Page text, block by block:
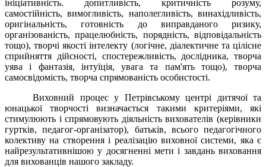
ініціативність. допитливість, критичність розуму,
самостійність, вимогливість, наполегливість, винахідливість,
оригінальність, готовність до виправданого ризику,
організованість, працелюбність, порядність, відповідальність
тощо), творчі якості інтелекту (логічне, діалектичне та цілісне
сприйняття дійсності, спостережливість, дослідника, творча
уява і фантазія, інтуїція, увага та пам'ять тощо), творча
самосвідомість, творча спрямованість особистості.
Виховний процес у Петрівському центрі дитячої та
юнацької творчості визначається такими критеріями, які
стимулюють і спрямовують діяльність вихователів (керівники
гуртків, педагог-організатор), батьків, всього педагогічного
колективу на створення і реалізацію виховної системи, яка є
найрезультативнішою у досягненні мети і завдань виховання
для вихованців нашого закладу.